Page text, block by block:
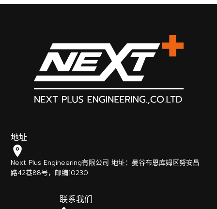
地址
Next Plus Engineering有限公司 地址：曼谷布恩库姆区努安昌
路42巷88号，邮编10230
联系我们